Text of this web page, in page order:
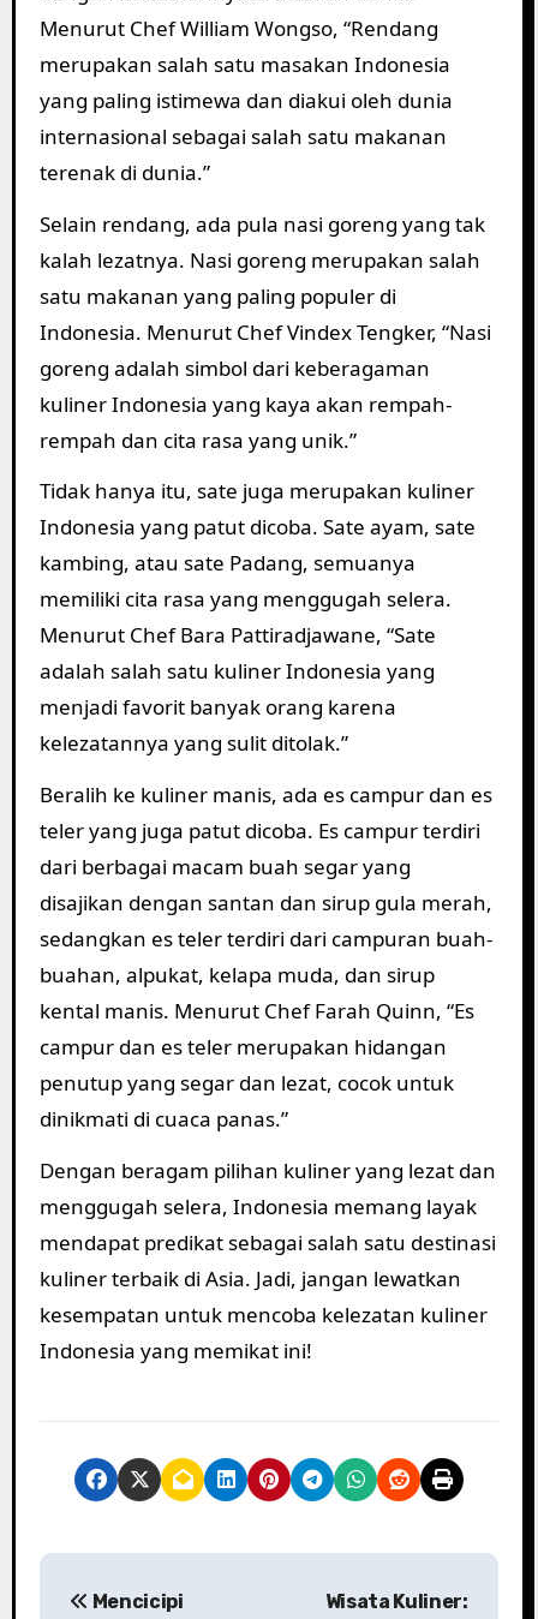
Menurut Chef William Wongso, “Rendang
merupakan salah satu masakan Indonesia
yang paling istimewa dan diakui oleh dunia
internasional sebagai salah satu makanan
terenak di dunia.”
Selain rendang, ada pula nasi goreng yang tak
kalah lezatnya. Nasi goreng merupakan salah
satu makanan yang paling populer di
Indonesia. Menurut Chef Vindex Tengker, “Nasi
goreng adalah simbol dari keberagaman
kuliner Indonesia yang kaya akan rempah-
rempah dan cita rasa yang unik.”
Tidak hanya itu, sate juga merupakan kuliner
Indonesia yang patut dicoba. Sate ayam, sate
kambing, atau sate Padang, semuanya
memiliki cita rasa yang menggugah selera.
Menurut Chef Bara Pattiradjawane, “Sate
adalah salah satu kuliner Indonesia yang
menjadi favorit banyak orang karena
kelezatannya yang sulit ditolak.”
Beralih ke kuliner manis, ada es campur dan es
teler yang juga patut dicoba. Es campur terdiri
dari berbagai macam buah segar yang
disajikan dengan santan dan sirup gula merah,
sedangkan es teler terdiri dari campuran buah-
buahan, alpukat, kelapa muda, dan sirup
kental manis. Menurut Chef Farah Quinn, “Es
campur dan es teler merupakan hidangan
penutup yang segar dan lezat, cocok untuk
dinikmati di cuaca panas.”
Dengan beragam pilihan kuliner yang lezat dan
menggugah selera, Indonesia memang layak
mendapat predikat sebagai salah satu destinasi
kuliner terbaik di Asia. Jadi, jangan lewatkan
kesempatan untuk mencoba kelezatan kuliner
Indonesia yang memikat ini!
P
Mencicipi Wisata Kuliner: